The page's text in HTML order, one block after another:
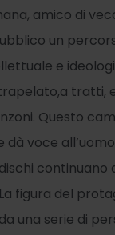
amico di
un
e
tratti,
Questo
dà voce
continuano
figura del
una serie di